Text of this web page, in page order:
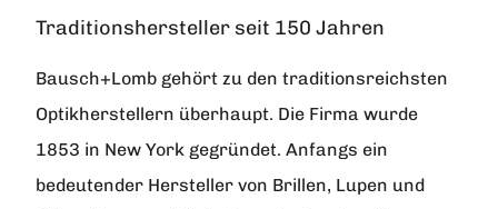
Traditionshersteller seit 150 Jahren
Bausch+Lomb gehört zu den traditionsreichsten
Optikherstellern überhaupt. Die Firma wurde
1853 in New York gegründet. Anfangs ein
bedeutender Hersteller von Brillen, Lupen und